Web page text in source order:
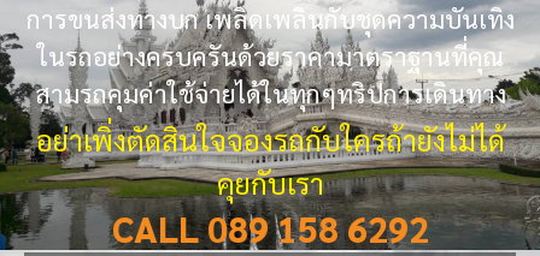
การขนส่งทางบก เพลิดเพลินกับชุดความบันเทิง
ในรถอย่างครบครันด้วยราคามาตราฐานที่คุณ
สามรถคุมค่าใช้จ่ายได้ในทุกๆทริปการเดินทาง
อย่าเพิ่งตัดสินใจจองรถกับใครถ้ายังไม่ได้
คุยกับเรา
CALL 089 158 6292